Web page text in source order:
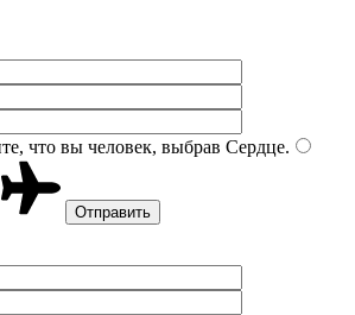
что вы человек, выбрав Сердце.